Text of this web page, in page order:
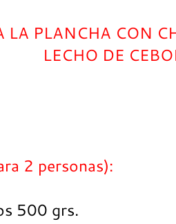
LA PLANCHA CON
LECHO DE
2 personas):
500 grs.